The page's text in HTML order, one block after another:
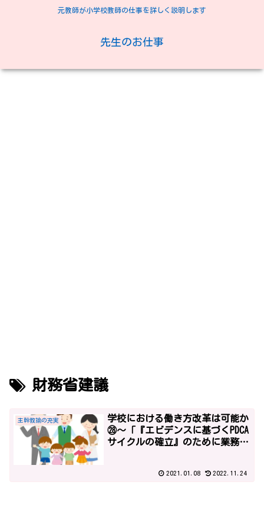
元教師が小学校教師の仕事を詳しく説明します
先生のお仕事
財務省建議
主幹教諭の充実
学校における働き方改革は可能か
㉘～「『エビデンスに基づくPDCA
サイクルの確立』のために業務が
2021.01.08 2022.11.24